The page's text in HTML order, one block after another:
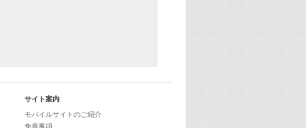
サイト案内
モバイルサイトのご紹介
免責事項